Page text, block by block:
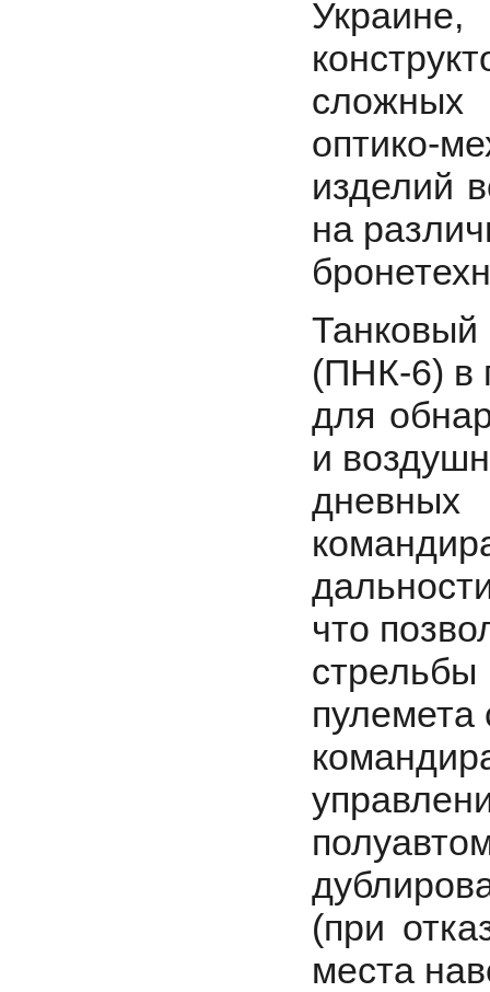
сложных
оптико-
изделий
на
(ПНК-6) в
для
и
что
пулемета
(при
места